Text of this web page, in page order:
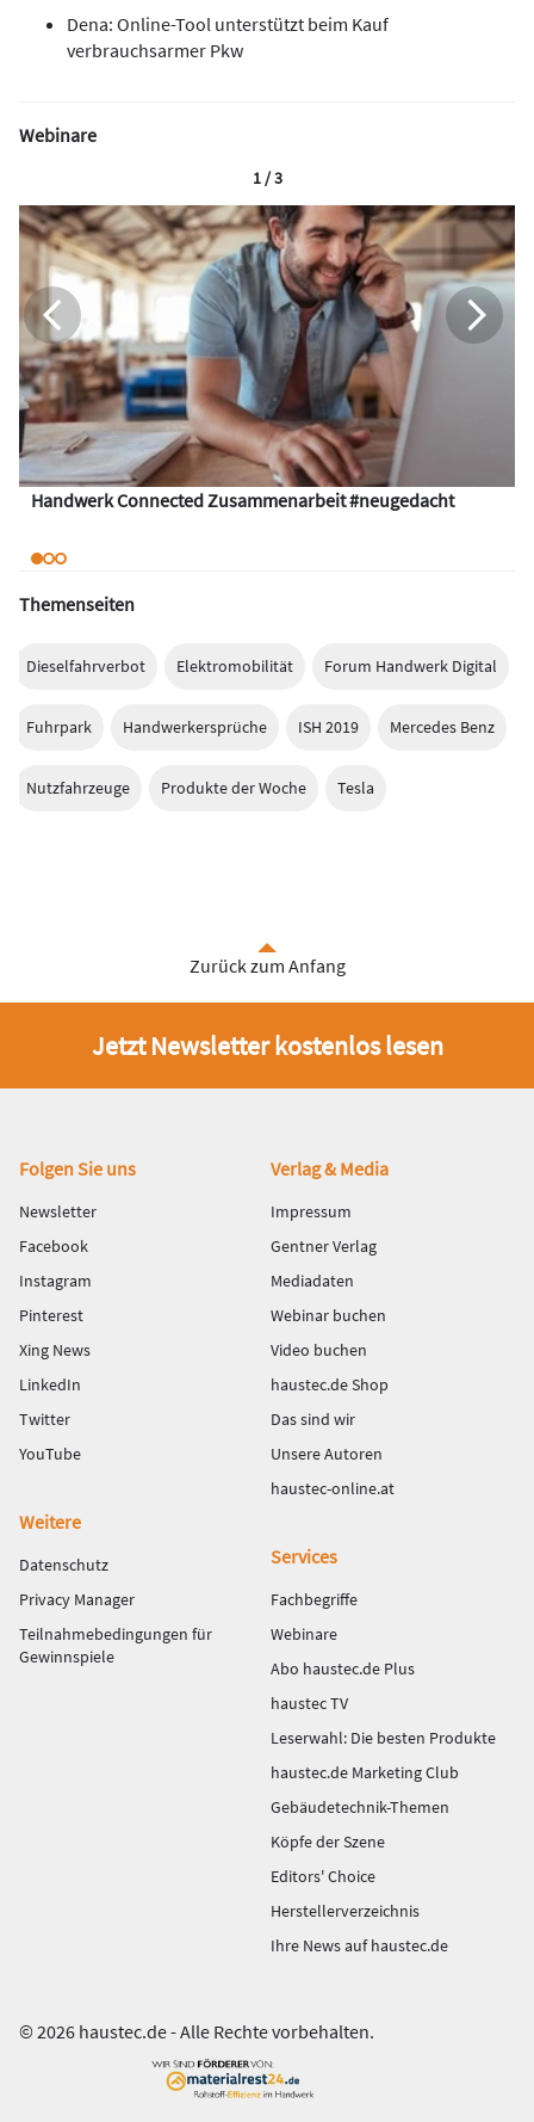
Dena: Online-Tool unterstützt beim Kauf
verbrauchsarmer Pkw
Webinare
Handwerk Connected Zusammenarbeit #neugedacht
1 / 3
Themenseiten
Dieselfahrverbot Elektromobilität Forum Handwerk Digital
Fuhrpark Handwerkersprüche ISH 2019 Mercedes Benz
Nutzfahrzeuge Produkte der Woche Tesla
Zurück zum Anfang
Jetzt Newsletter kostenlos lesen
Fußbereich
Folgen Sie uns
Newsletter
Facebook
Instagram
Pinterest
Xing News
LinkedIn
Twitter
YouTube
Verlag & Media
Impressum
Gentner Verlag
Mediadaten
Webinar buchen
Video buchen
haustec.de Shop
Das sind wir
Unsere Autoren
haustec-online.at
Weitere
Datenschutz
Privacy Manager
Teilnahmebedingungen für
Gewinnspiele
Services
Fachbegriffe
Webinare
Abo haustec.de Plus
haustec TV
Leserwahl: Die besten Produkte
haustec.de Marketing Club
Gebäudetechnik-Themen
Köpfe der Szene
Editors' Choice
Herstellerverzeichnis
Ihre News auf haustec.de
© 2026 haustec.de - Alle Rechte vorbehalten.